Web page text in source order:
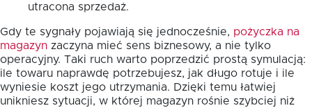
utracona sprzedaż.
Gdy te sygnały pojawiają się jednocześnie, pożyczka na
magazyn zaczyna mieć sens biznesowy, a nie tylko
operacyjny. Taki ruch warto poprzedzić prostą symulacją:
ile towaru naprawdę potrzebujesz, jak długo rotuje i ile
wyniesie koszt jego utrzymania. Dzięki temu łatwiej
unikniesz sytuacji, w której magazyn rośnie szybciej niż